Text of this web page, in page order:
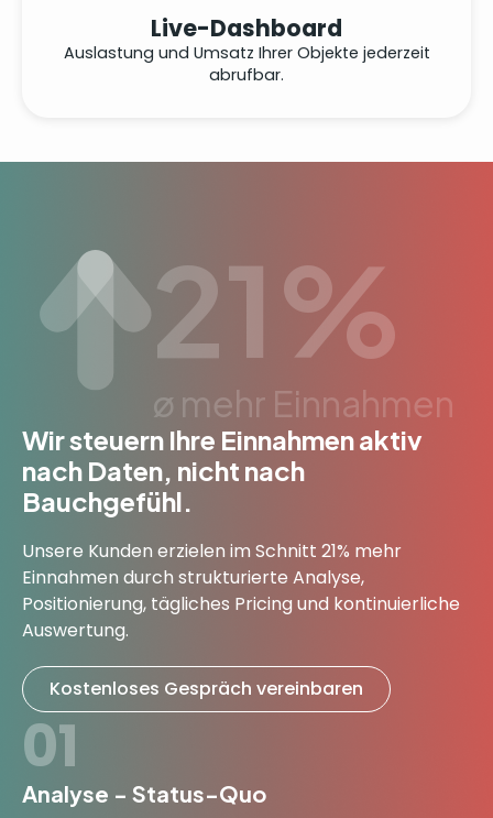
Live-Dashboard
Auslastung und Umsatz Ihrer Objekte jederzeit
abrufbar.
21%
ø mehr Einnahmen
Wir steuern Ihre Einnahmen aktiv
nach Daten, nicht nach
Bauchgefühl.
Unsere Kunden erzielen im Schnitt 21% mehr
Einnahmen durch strukturierte Analyse,
Positionierung, tägliches Pricing und kontinuierliche
Auswertung.
Kostenloses Gespräch vereinbaren
01
Analyse - Status-Quo